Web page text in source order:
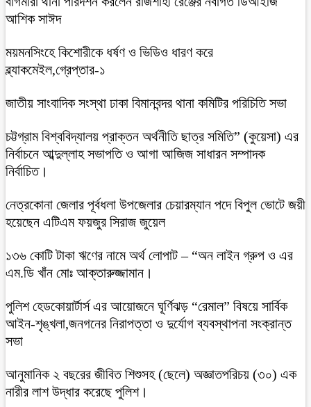
আশিক সাঈদ
ময়মনসিংহে কিশোরীকে ধর্ষণ ও ভিডিও ধারণ করে
ব্ল্যাকমেইল,গ্রেপ্তার-১
জাতীয় সাংবাদিক সংস্থা ঢাকা বিমানবন্দর থানা কমিটির পরিচিতি সভা
চট্টগ্রাম বিশ্ববিদ্যালয় প্রাক্তন অর্থনীতি ছাত্র সমিতি” (কুয়েসা) এর
নির্বাচনে আব্দুল্লাহ সভাপতি ও আগা আজিজ সাধারন সম্পাদক
নির্বাচিত।
নেত্রকোনা জেলার পূর্বধলা উপজেলার চেয়ারম্যান পদে বিপুল ভোটে জয়ী
হয়েছেন এটিএম ফয়জুর সিরাজ জুয়েল
১৩৬ কোটি টাকা ঋণের নামে অর্থ লোপাট – “অন লাইন গ্রুপ ও এর
এম.ডি খাঁন মোঃ আক্তারুজ্জামান।
পুলিশ হেডকোয়ার্টার্স এর আয়োজনে ঘূর্ণিঝড় “রেমাল” বিষয়ে সার্বিক
আইন-শৃঙ্খলা,জনগনের নিরাপত্তা ও দুর্যোগ ব্যবস্থাপনা সংক্রান্ত
সভা
আনুমানিক ২ বছরের জীবিত শিশুসহ (ছেলে) অজ্ঞাতপরিচয় (৩০) এক
নারীর লাশ উদ্ধার করেছে পুলিশ।